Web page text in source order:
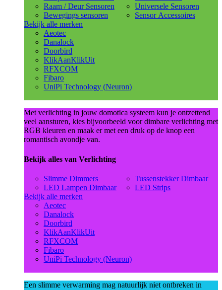
Raam / Deur Sensoren
Bewegings sensoren
Universele Sensoren
Sensor Accessoires
Bekijk alle merken
Aeotec
Danalock
Doorbird
KlikAanKlikUit
RFXCOM
Fibaro
UniPi Technology (Neuron)
Met verlichting in jouw domotica systeem kun je ontzettend
veel aansturen, kies bijvoorbeeld voor dimbare verlichting met
RGB kleuren en maak er met een druk op de knop een
romantisch avondje van.
Bekijk alles van Verlichting
Slimme Dimmers
LED Lampen Dimbaar
Tussenstekker Dimbaar
LED Strips
Bekijk alle merken
Aeotec
Danalock
Doorbird
KlikAanKlikUit
RFXCOM
Fibaro
UniPi Technology (Neuron)
Een slimme verwarming mag natuurlijk niet ontbreken in